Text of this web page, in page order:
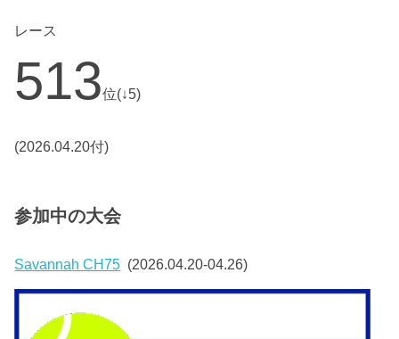
レース
513位(↓5)
(2026.04.20付)
参加中の大会
Savannah CH75 (2026.04.20-04.26)